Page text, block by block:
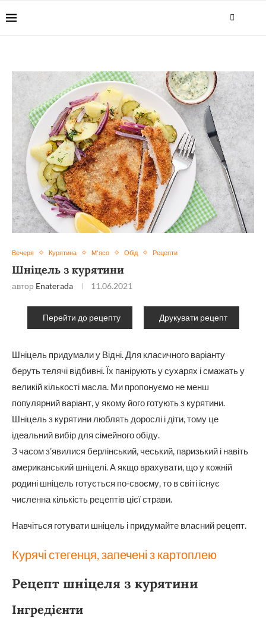
Вечеря Курятина М'ясо Обід Рецепти
Шніцель з курятини
автор Enaterada 11.06.2021
Перейти до рецепту Друкувати рецепт
Шніцель придумали у Відні. Для класичного варіанту
беруть телячі відбивні. Їх панірують у сухарях і смажать у
великій кількості масла. Ми пропонуємо не менш
популярний варіант, у якому його готують з курятини.
Шніцель з курятини люблять дорослі і діти, тому це
ідеальний вибір для сімейного обіду.
З часом з’явилися берлінський, чеський, паризький і навіть
американський шніцелі. А якщо врахувати, що у кожній
родині шніцель готується по-своєму, то в світі існує
численна кількість рецептів цієї страви.
Навчіться готувати шніцель і придумайте власний рецепт.
Курячі стегенця, запечені з картоплею
Рецепт шніцеля з курятини
Інгредієнти